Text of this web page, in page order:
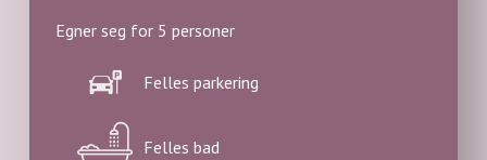
Egner seg for 5 personer
Felles parkering
Felles bad